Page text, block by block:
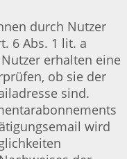
durch Nutzer
6 Abs. 1 lit. a
erhalten eine
ob sie der
sind.
wird